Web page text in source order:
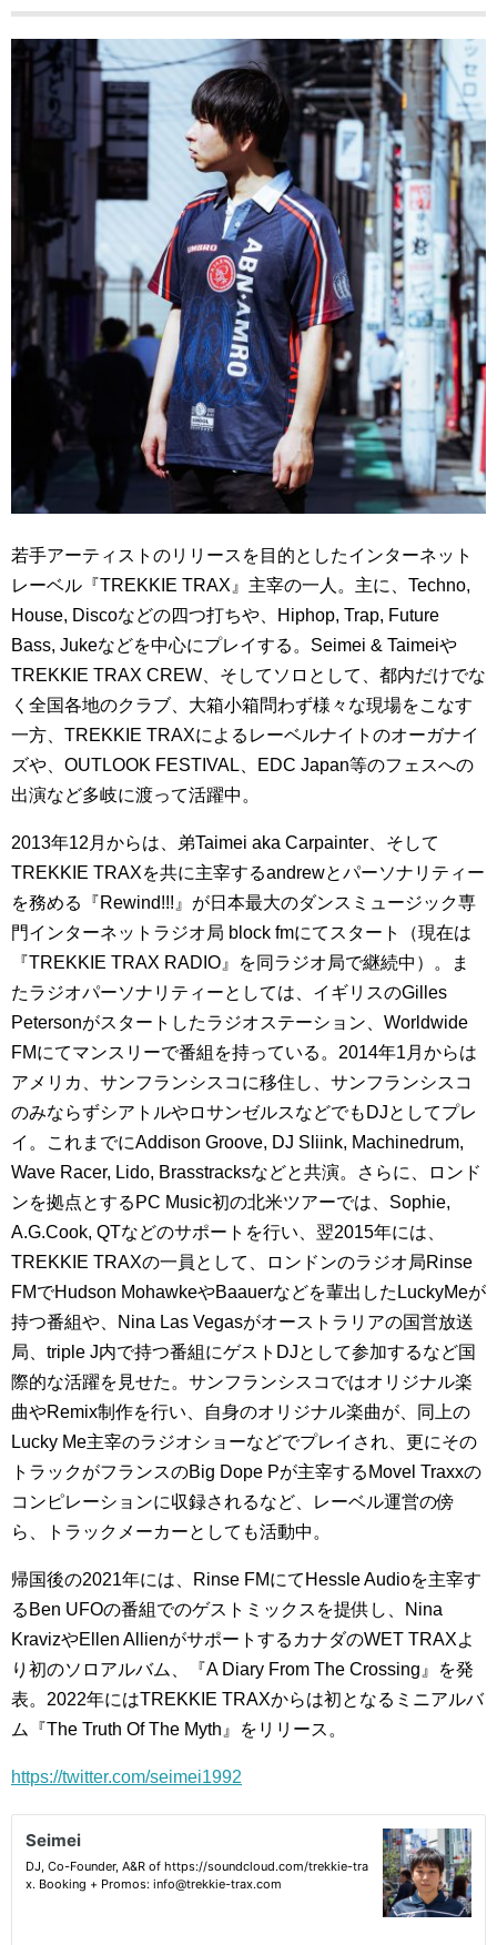
若手アーティストのリリースを目的としたインターネット
レーベル『TREKKIE TRAX』主宰の一人。主に、Techno,
House, Discoなどの四つ打ちや、Hiphop, Trap, Future
Bass, Jukeなどを中心にプレイする。Seimei & Taimeiや
TREKKIE TRAX CREW、そしてソロとして、都内だけでな
く全国各地のクラブ、大箱小箱問わず様々な現場をこなす
一方、TREKKIE TRAXによるレーベルナイトのオーガナイ
ズや、OUTLOOK FESTIVAL、EDC Japan等のフェスへの
出演など多岐に渡って活躍中。
2013年12月からは、弟Taimei aka Carpainter、そして
TREKKIE TRAXを共に主宰するandrewとパーソナリティー
を務める『Rewind!!!』が日本最大のダンスミュージック専
門インターネットラジオ局 block fmにてスタート（現在は
『TREKKIE TRAX RADIO』を同ラジオ局で継続中）。ま
たラジオパーソナリティーとしては、イギリスのGilles
Petersonがスタートしたラジオステーション、Worldwide
FMにてマンスリーで番組を持っている。2014年1月からは
アメリカ、サンフランシスコに移住し、サンフランシスコ
のみならずシアトルやロサンゼルスなどでもDJとしてプレ
イ。これまでにAddison Groove, DJ Sliink, Machinedrum,
Wave Racer, Lido, Brasstracksなどと共演。さらに、ロンド
ンを拠点とするPC Music初の北米ツアーでは、Sophie,
A.G.Cook, QTなどのサポートを行い、翌2015年には、
TREKKIE TRAXの一員として、ロンドンのラジオ局Rinse
FMでHudson MohawkeやBaauerなどを輩出したLuckyMeが
持つ番組や、Nina Las Vegasがオーストラリアの国営放送
局、triple J内で持つ番組にゲストDJとして参加するなど国
際的な活躍を見せた。サンフランシスコではオリジナル楽
曲やRemix制作を行い、自身のオリジナル楽曲が、同上の
Lucky Me主宰のラジオショーなどでプレイされ、更にその
トラックがフランスのBig Dope Pが主宰するMovel Traxxの
コンピレーションに収録されるなど、レーベル運営の傍
ら、トラックメーカーとしても活動中。
帰国後の2021年には、Rinse FMにてHessle Audioを主宰す
るBen UFOの番組でのゲストミックスを提供し、Nina
KravizやEllen AllienがサポートするカナダのWET TRAXよ
り初のソロアルバム、『A Diary From The Crossing』を発
表。2022年にはTREKKIE TRAXからは初となるミニアルバ
ム『The Truth Of The Myth』をリリース。
https://twitter.com/seimei1992